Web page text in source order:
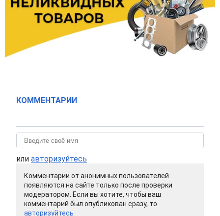
КОММЕНТАРИИ
или авторизуйтесь
Комментарии от анонимных пользователей
появляются на сайте только после проверки
модератором. Если вы хотите, чтобы ваш
комментарий был опубликован сразу, то
авторизуйтесь